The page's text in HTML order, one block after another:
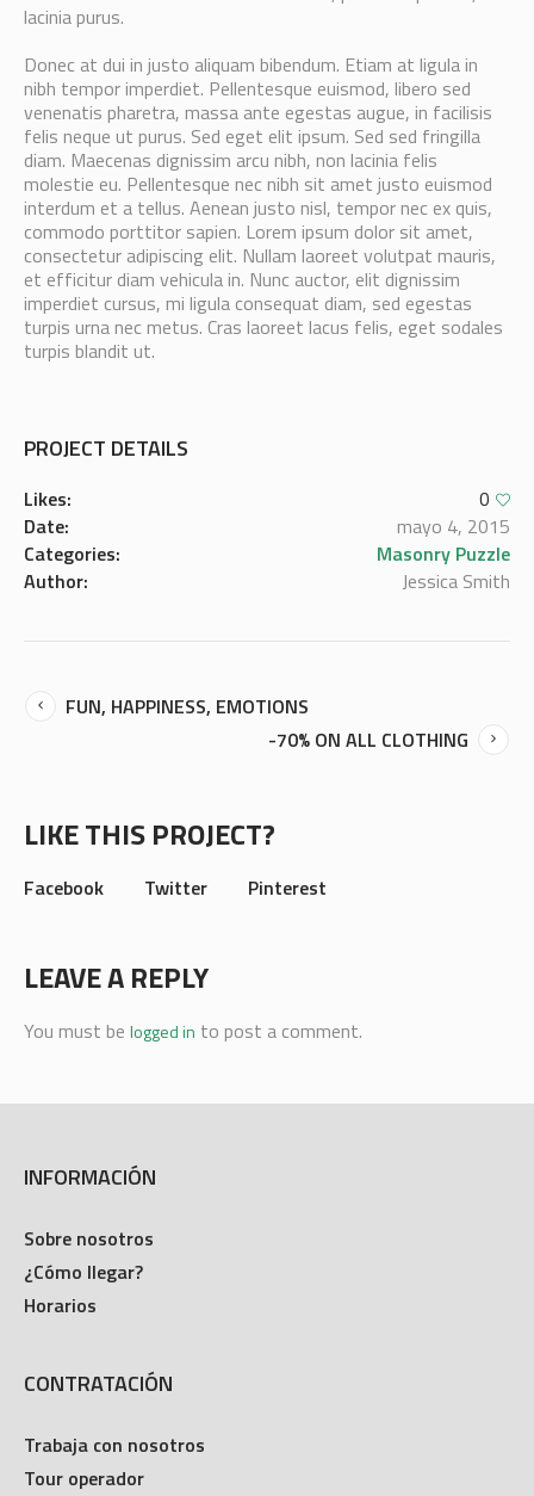
lacinia purus.
Donec at dui in justo aliquam bibendum. Etiam at ligula in
nibh tempor imperdiet. Pellentesque euismod, libero sed
venenatis pharetra, massa ante egestas augue, in facilisis
felis neque ut purus. Sed eget elit ipsum. Sed sed fringilla
diam. Maecenas dignissim arcu nibh, non lacinia felis
molestie eu. Pellentesque nec nibh sit amet justo euismod
interdum et a tellus. Aenean justo nisl, tempor nec ex quis,
commodo porttitor sapien. Lorem ipsum dolor sit amet,
consectetur adipiscing elit. Nullam laoreet volutpat mauris,
et efficitur diam vehicula in. Nunc auctor, elit dignissim
imperdiet cursus, mi ligula consequat diam, sed egestas
turpis urna nec metus. Cras laoreet lacus felis, eget sodales
turpis blandit ut.
PROJECT DETAILS
Likes:
0
Date:
mayo 4, 2015
Categories:
Masonry Puzzle
Author:
Jessica Smith
FUN, HAPPINESS, EMOTIONS
-70% ON ALL CLOTHING
LIKE THIS PROJECT?
Facebook Twitter Pinterest
LEAVE A REPLY
You must be logged in to post a comment.
INFORMACIÓN
Sobre nosotros
¿Cómo llegar?
Horarios
CONTRATACIÓN
Trabaja con nosotros
Tour operador